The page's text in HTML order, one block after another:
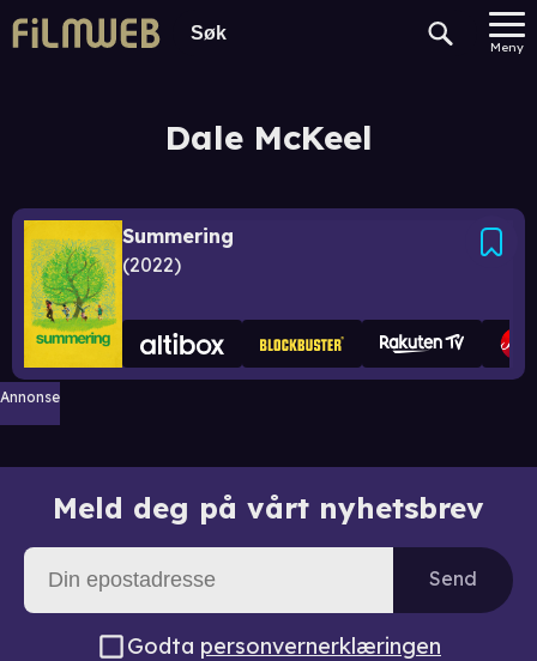
Meny
Dale McKeel
Summering
2022
Annonse
Meld deg på vårt nyhetsbrev
Send
Godta personvernerklæringen